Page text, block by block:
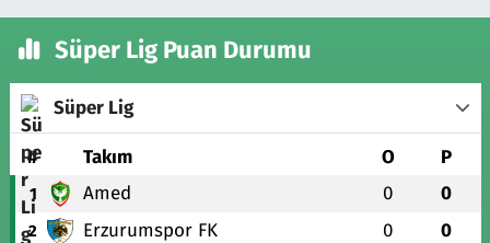
Süper Lig Puan Durumu
Süper Lig
# Takım O P
1 Amed 0 0
2 Erzurumspor FK 0 0